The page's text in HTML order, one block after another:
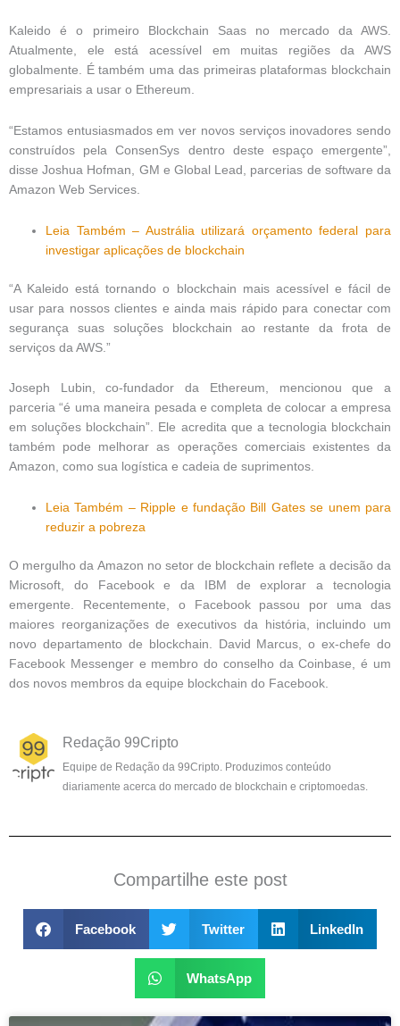
Kaleido é o primeiro Blockchain Saas no mercado da AWS.
Atualmente, ele está acessível em muitas regiões da AWS
globalmente. É também uma das primeiras plataformas blockchain
empresariais a usar o Ethereum.
“Estamos entusiasmados em ver novos serviços inovadores sendo
construídos pela ConsenSys dentro deste espaço emergente”,
disse Joshua Hofman, GM e Global Lead, parcerias de software da
Amazon Web Services.
Leia Também – Austrália utilizará orçamento federal para
investigar aplicações de blockchain
“A Kaleido está tornando o blockchain mais acessível e fácil de
usar para nossos clientes e ainda mais rápido para conectar com
segurança suas soluções blockchain ao restante da frota de
serviços da AWS.”
Joseph Lubin, co-fundador da Ethereum, mencionou que a
parceria “é uma maneira pesada e completa de colocar a empresa
em soluções blockchain”. Ele acredita que a tecnologia blockchain
também pode melhorar as operações comerciais existentes da
Amazon, como sua logística e cadeia de suprimentos.
Leia Também – Ripple e fundação Bill Gates se unem para
reduzir a pobreza
O mergulho da Amazon no setor de blockchain reflete a decisão da
Microsoft, do Facebook e da IBM de explorar a tecnologia
emergente. Recentemente, o Facebook passou por uma das
maiores reorganizações de executivos da história, incluindo um
novo departamento de blockchain. David Marcus, o ex-chefe do
Facebook Messenger e membro do conselho da Coinbase, é um
dos novos membros da equipe blockchain do Facebook.
Redação 99Cripto
Equipe de Redação da 99Cripto. Produzimos conteúdo
diariamente acerca do mercado de blockchain e criptomoedas.
Compartilhe este post
Facebook Twitter LinkedIn
WhatsApp